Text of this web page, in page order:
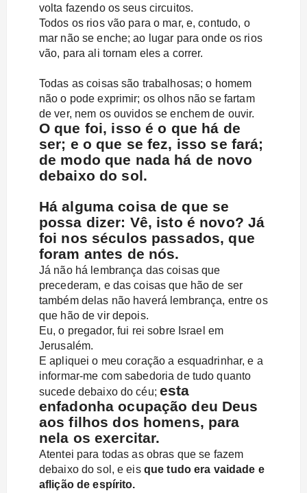
volta fazendo os seus circuitos.
Todos os rios vão para o mar, e, contudo, o
mar não se enche; ao lugar para onde os rios
vão, para ali tornam eles a correr.
Todas as coisas são trabalhosas; o homem
não o pode exprimir; os olhos não se fartam
de ver, nem os ouvidos se enchem de ouvir.
O que foi, isso é o que há de
ser; e o que se fez, isso se fará;
de modo que nada há de novo
debaixo do sol.
Há alguma coisa de que se
possa dizer: Vê, isto é novo? Já
foi nos séculos passados, que
foram antes de nós.
Já não há lembrança das coisas que
precederam, e das coisas que hão de ser
também delas não haverá lembrança, entre os
que hão de vir depois.
Eu, o pregador, fui rei sobre Israel em
Jerusalém.
E apliquei o meu coração a esquadrinhar, e a
informar-me com sabedoria de tudo quanto
sucede debaixo do céu;esta
enfadonha ocupação deu Deus
aos filhos dos homens, para
nela os exercitar.
Atentei para todas as obras que se fazem
debaixo do sol, e eis que tudo era vaidade e
aflição de espírito.